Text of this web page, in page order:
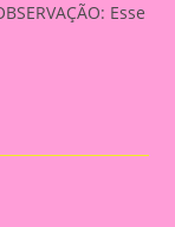
Esse